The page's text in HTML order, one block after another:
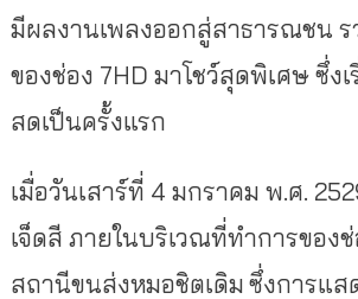
มีผลงานเพลงออกสู่สาธารณชน
ของช่อง 7HD มาโชว์สุดพิเศษ ซึ่ง
สดเป็นครั้งแรก
เมื่อวันเสาร์ที่ 4 มกราคม พ.ศ.
เจ็ดสี ภายในบริเวณที่ทำการของ
สถานีขนส่งหมอชิตเดิมซึ่งการแส